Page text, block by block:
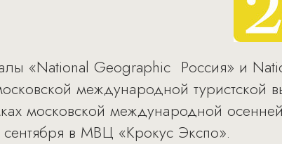
«National Geographic Россия» и
международной туристской
московской международной
в МВЦ «Крокус Экспо».